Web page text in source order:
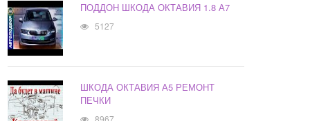
ПОДДОН ШКОДА ОКТАВИЯ 1.8 А7
5127
ШКОДА ОКТАВИЯ А5 РЕМОНТ
ПЕЧКИ